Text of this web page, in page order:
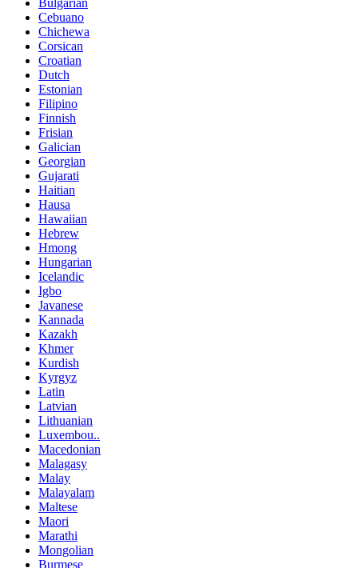
Bulgarian
Cebuano
Chichewa
Corsican
Croatian
Dutch
Estonian
Filipino
Finnish
Frisian
Galician
Georgian
Gujarati
Haitian
Hausa
Hawaiian
Hebrew
Hmong
Hungarian
Icelandic
Igbo
Javanese
Kannada
Kazakh
Khmer
Kurdish
Kyrgyz
Latin
Latvian
Lithuanian
Luxembou..
Macedonian
Malagasy
Malay
Malayalam
Maltese
Maori
Marathi
Mongolian
Burmese